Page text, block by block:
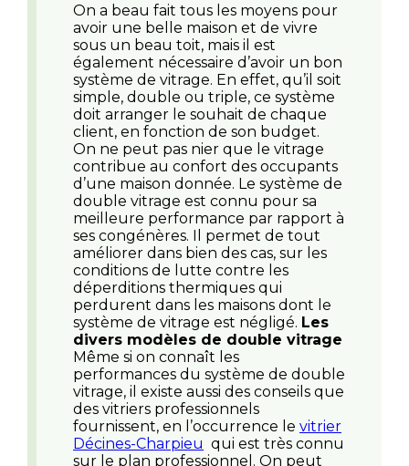
On a beau fait tous les moyens pour
avoir une belle maison et de vivre
sous un beau toit, mais il est
également nécessaire d’avoir un bon
système de vitrage. En effet, qu’il soit
simple, double ou triple, ce système
doit arranger le souhait de chaque
client, en fonction de son budget.
On ne peut pas nier que le vitrage
contribue au confort des occupants
d’une maison donnée. Le système de
double vitrage est connu pour sa
meilleure performance par rapport à
ses congénères. Il permet de tout
améliorer dans bien des cas, sur les
conditions de lutte contre les
déperditions thermiques qui
perdurent dans les maisons dont le
système de vitrage est négligé. Les
divers modèles de double vitrage
Même si on connaît les
performances du système de double
vitrage, il existe aussi des conseils que
des vitriers professionnels
fournissent, en l’occurrence le vitrier
Décines-Charpieu qui est très connu
sur le plan professionnel. On peut